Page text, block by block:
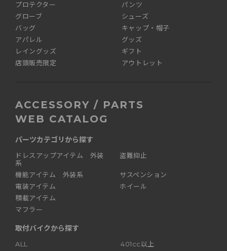
プロテクター
パンツ
グローブ
シューズ
バッグ
キャップ・帽子
アパレル
グッズ
レイングッズ
ギフト
店頭販売限定
アウトレット
ACCESSORY / PARTS
WEB CATALOG
パーツカテゴリから探す
ドレスアップアイテム 外装
系
機能アイテム 外装系
電装アイテム
積載アイテム
マフラー
盗難抑止
サスペンション
ホイール
取付バイクから探す
ALL
401cc以上